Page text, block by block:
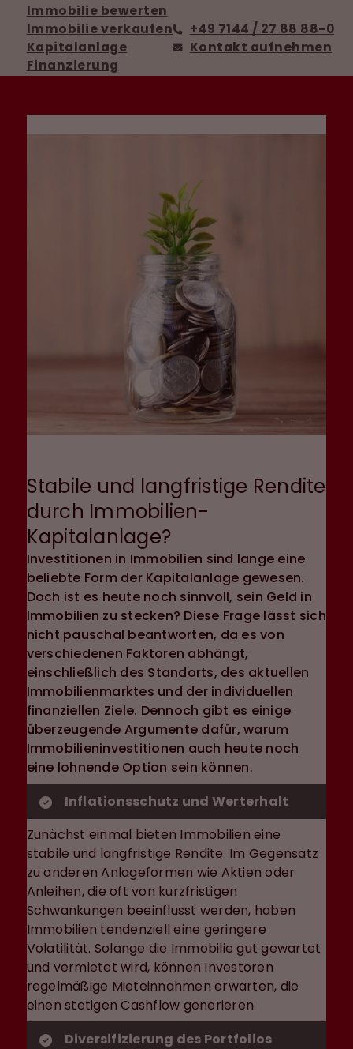
Immobilie bewerten
Immobilie verkaufen
Kapitalanlage
Finanzierung
+49 7144 / 27 88 88-0
Kontakt aufnehmen
Stabile und langfristige Rendite
durch Immobilien-
Kapitalanlage?
Investitionen in Immobilien sind lange eine
beliebte Form der Kapitalanlage gewesen.
Doch ist es heute noch sinnvoll, sein Geld in
Immobilien zu stecken? Diese Frage lässt sich
nicht pauschal beantworten, da es von
verschiedenen Faktoren abhängt,
einschließlich des Standorts, des aktuellen
Immobilienmarktes und der individuellen
finanziellen Ziele. Dennoch gibt es einige
überzeugende Argumente dafür, warum
Immobilieninvestitionen auch heute noch
eine lohnende Option sein können.
Inflationsschutz und Werterhalt
Zunächst einmal bieten Immobilien eine
stabile und langfristige Rendite. Im Gegensatz
zu anderen Anlageformen wie Aktien oder
Anleihen, die oft von kurzfristigen
Schwankungen beeinflusst werden, haben
Immobilien tendenziell eine geringere
Volatilität. Solange die Immobilie gut gewartet
und vermietet wird, können Investoren
regelmäßige Mieteinnahmen erwarten, die
einen stetigen Cashflow generieren.
Diversifizierung des Portfolios